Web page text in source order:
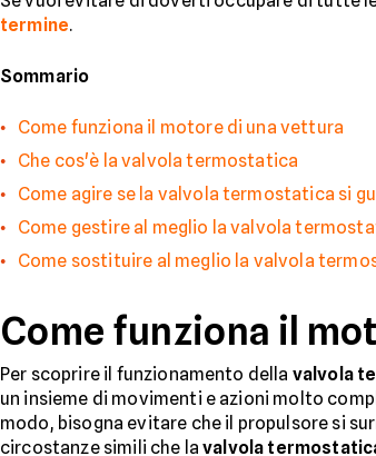
termine.
Sommario
Come funziona il motore di una vettura
Che cos'è la valvola termostatica
Come agire se la valvola termostatica si
Come gestire al meglio la valvola
Come sostituire al meglio la valvola
Come funziona il
Per scoprire il funzionamento della valvola
un insieme di movimenti e azioni molto
modo, bisogna evitare che il propulsore si
circostanze simili che lavalvola